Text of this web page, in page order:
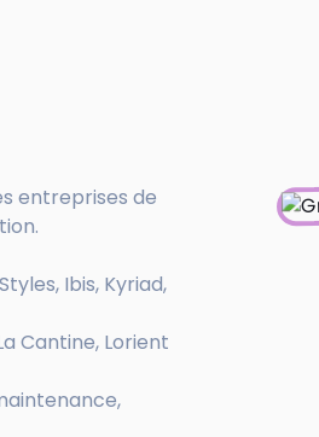
entreprises de
Ibis, Kyriad,
Cantine, Lorient